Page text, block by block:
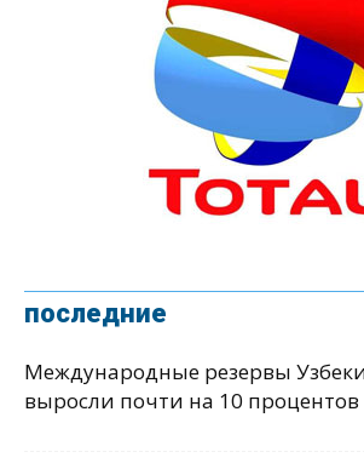
последние
Международные резервы
выросли почти на 10 процентов